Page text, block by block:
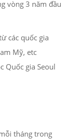
vòng 3 năm đầu
các quốc gia
Mỹ, etc
Quốc gia Seoul
tháng trong